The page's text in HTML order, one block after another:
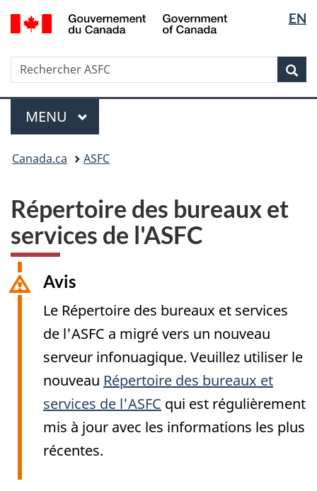
Passer
au
Invitations
Passer
au
Passer
à
HTML
simplifiée
la
langue
EN
Recherche
Rechercher
ASFC
Menu
MENU PRINCIPAL
êtes
Canada.ca ASFC
Répertoire des bureaux et
services de l'ASFC
Avis
Le Répertoire des bureaux et services
de l'ASFC a migré vers un nouveau
serveur infonuagique. Veuillez utiliser le
nouveau Répertoire des bureaux et
services de l'ASFC qui est régulièrement
mis à jour avec les informations les plus
récentes.